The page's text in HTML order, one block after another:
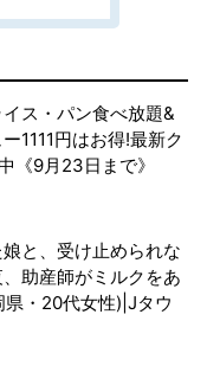
イス・パン食べ放題&
1111円はお得!最新ク
《9月23日まで》
娘と、受け止められな
助産師がミルクをあ
・20代女性)|Jタウ